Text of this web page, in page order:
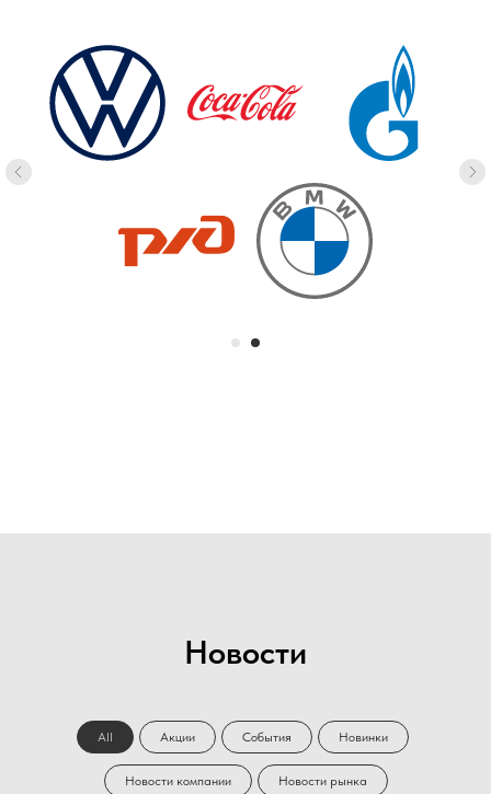
Новости
All Акции События Новинки
Новости компании Новости рынка